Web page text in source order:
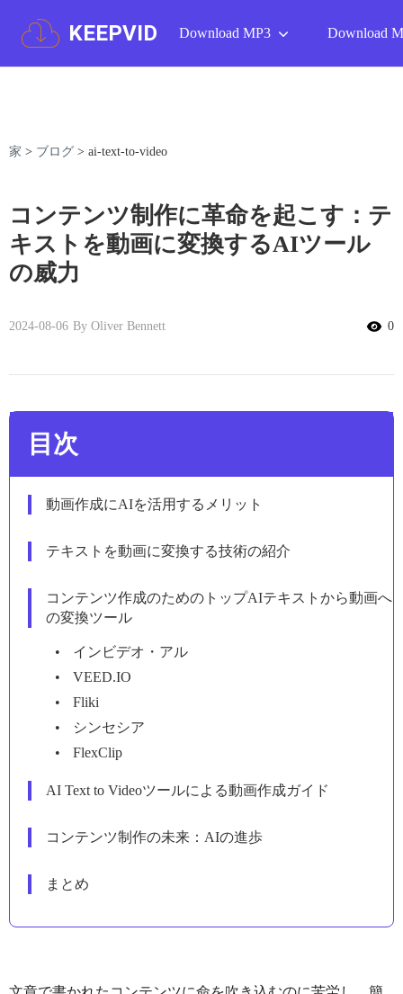
KEEPVID Download MP3 Download
家 > ブログ > ai-text-to-video
コンテンツ制作に革命を起こす：テ
キストを動画に変換するAIツール
の威力
2024-08-06 By Oliver Bennett 0
目次
動画作成にAIを活用するメリット
テキストを動画に変換する技術の紹介
コンテンツ作成のためのトップAIテキストから動画へ
の変換ツール
インビデオ・アル
VEED.IO
Fliki
シンセシア
FlexClip
AI Text to Videoツールによる動画作成ガイド
コンテンツ制作の未来：AIの進歩
まとめ